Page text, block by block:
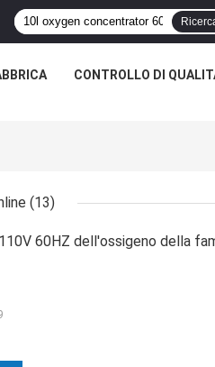
CONTROLLO DI
(13)
60HZ dell'ossigeno della